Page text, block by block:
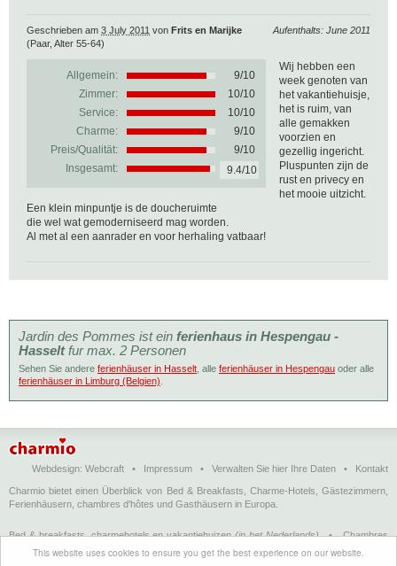
This website uses cookies to ensure you get the best experience on our website.
Aufenthalts: June 2011
Geschrieben am 3 July 2011 von Frits en Marijke
(Paar, Alter 55-64)
Allgemein: 9/10
Zimmer:
10/10
Service:
10/10
Charme:
9/10
Preis/Qualität:
9/10
Insgesamt:
9.4/10
Wij hebben een
week genoten van
het vakantiehuisje,
het is ruim, van
alle gemakken
voorzien en
gezellig ingericht.
Pluspunten zijn de
rust en privecy en
het mooie uitzicht.
Een klein minpuntje is de doucheruimte
die wel wat gemoderniseerd mag worden.
Al met al een aanrader en voor herhaling vatbaar!
Jardin des Pommes ist ein ferienhaus in Hespengau -
Hasseltfur max. 2 Personen
Sehen Sie andere ferienhäuser in Hasselt , alle ferienhäuser in Hespengau oder alle
ferienhäuser in Limburg (Belgien)
Webdesign: Webcraft • Impressum • Verwalten Sie hier Ihre Daten • Kontakt
Charmio bietet einen Überblick von Bed & Breakfasts, Charme-Hotels, Gästezimmern,
Ferienhäusern, chambres d'hôtes und Gasthäusern in Europa.
Bed & breakfasts, charmehotels en vakantiehuizen (in het Nederlands)•Chambres
d'hôtes, hôtels de charme et logements de vacances
(en français) •
breakfasts, charming hotels and holiday accommodations